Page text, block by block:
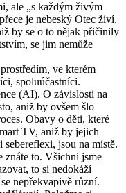
ale „s každým živým
je nebeský Otec živí.
by se o to nějak přičinily
se jim nemůže
ve kterém
spoluúčastníci.
(AI). O závislosti na
aniž by ovšem šlo
Obavy o děti, které
TV, aniž by jejich
jsou na místě.
znáte to. Všichni jsme
to si nedokáží
nepřekvapivě různí.